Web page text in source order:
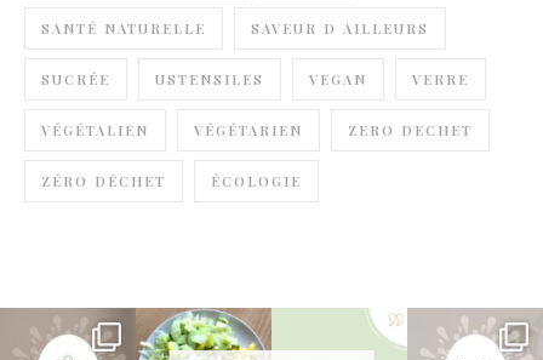
SANTÉ NATURELLE SAVEUR D AILLEURS
SUCRÉE USTENSILES VEGAN VERRE
VÉGÉTALIEN VÉGÉTARIEN ZERO DECHET
ZÉRO DÉCHET ÉCOLOGIE